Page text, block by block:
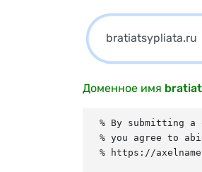
Доменное имя
% By submitting a
% you agree to
% https://